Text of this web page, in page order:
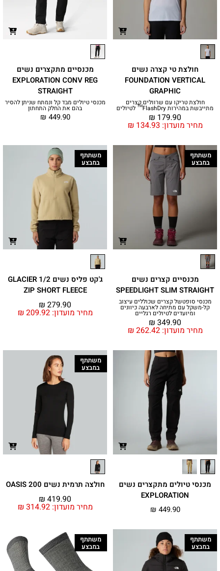
חולצת טי קצרה נשים
FOUNDATION VERTICAL
GRAPHIC
חולצת טריקו עם שרוולים קצרים
מתייבשת במהירות FlashDry™ לטיולים
מחיר מועדון: ₪ 134.93
₪ 179.90
מכנסיים מתקצרים נשים
EXPLORATION CONV REG
STRAIGHT
מכנסי טיולים מבד קל ונמתח שניתן להסיר
בהם את החלק התחתון
₪ 449.90
משתתף
במבצע
מכנסיים קצרים נשים
SPEEDLIGHT SLIM STRAIGHT
מכנסי סופטשל קצרים שכוללים עיצוב
קל-משקל עם מתיחה לארבעה כיוונים
ומיועדים לטיולים רגליים
מחיר מועדון: ₪ 262.42
₪ 349.90
משתתף
במבצע
ג'קט פליס נשים GLACIER 1/2
ZIP SHORT FLEECE
מחיר מועדון: ₪ 209.92
₪ 279.90
מכנסי טיולים מתקצרים נשים
EXPLORATION
₪ 449.90
משתתף
במבצע
חולצה תרמית נשים 200 OASIS
מחיר מועדון: ₪ 314.92
₪ 419.90
משתתף
במבצע
משתתף
במבצע